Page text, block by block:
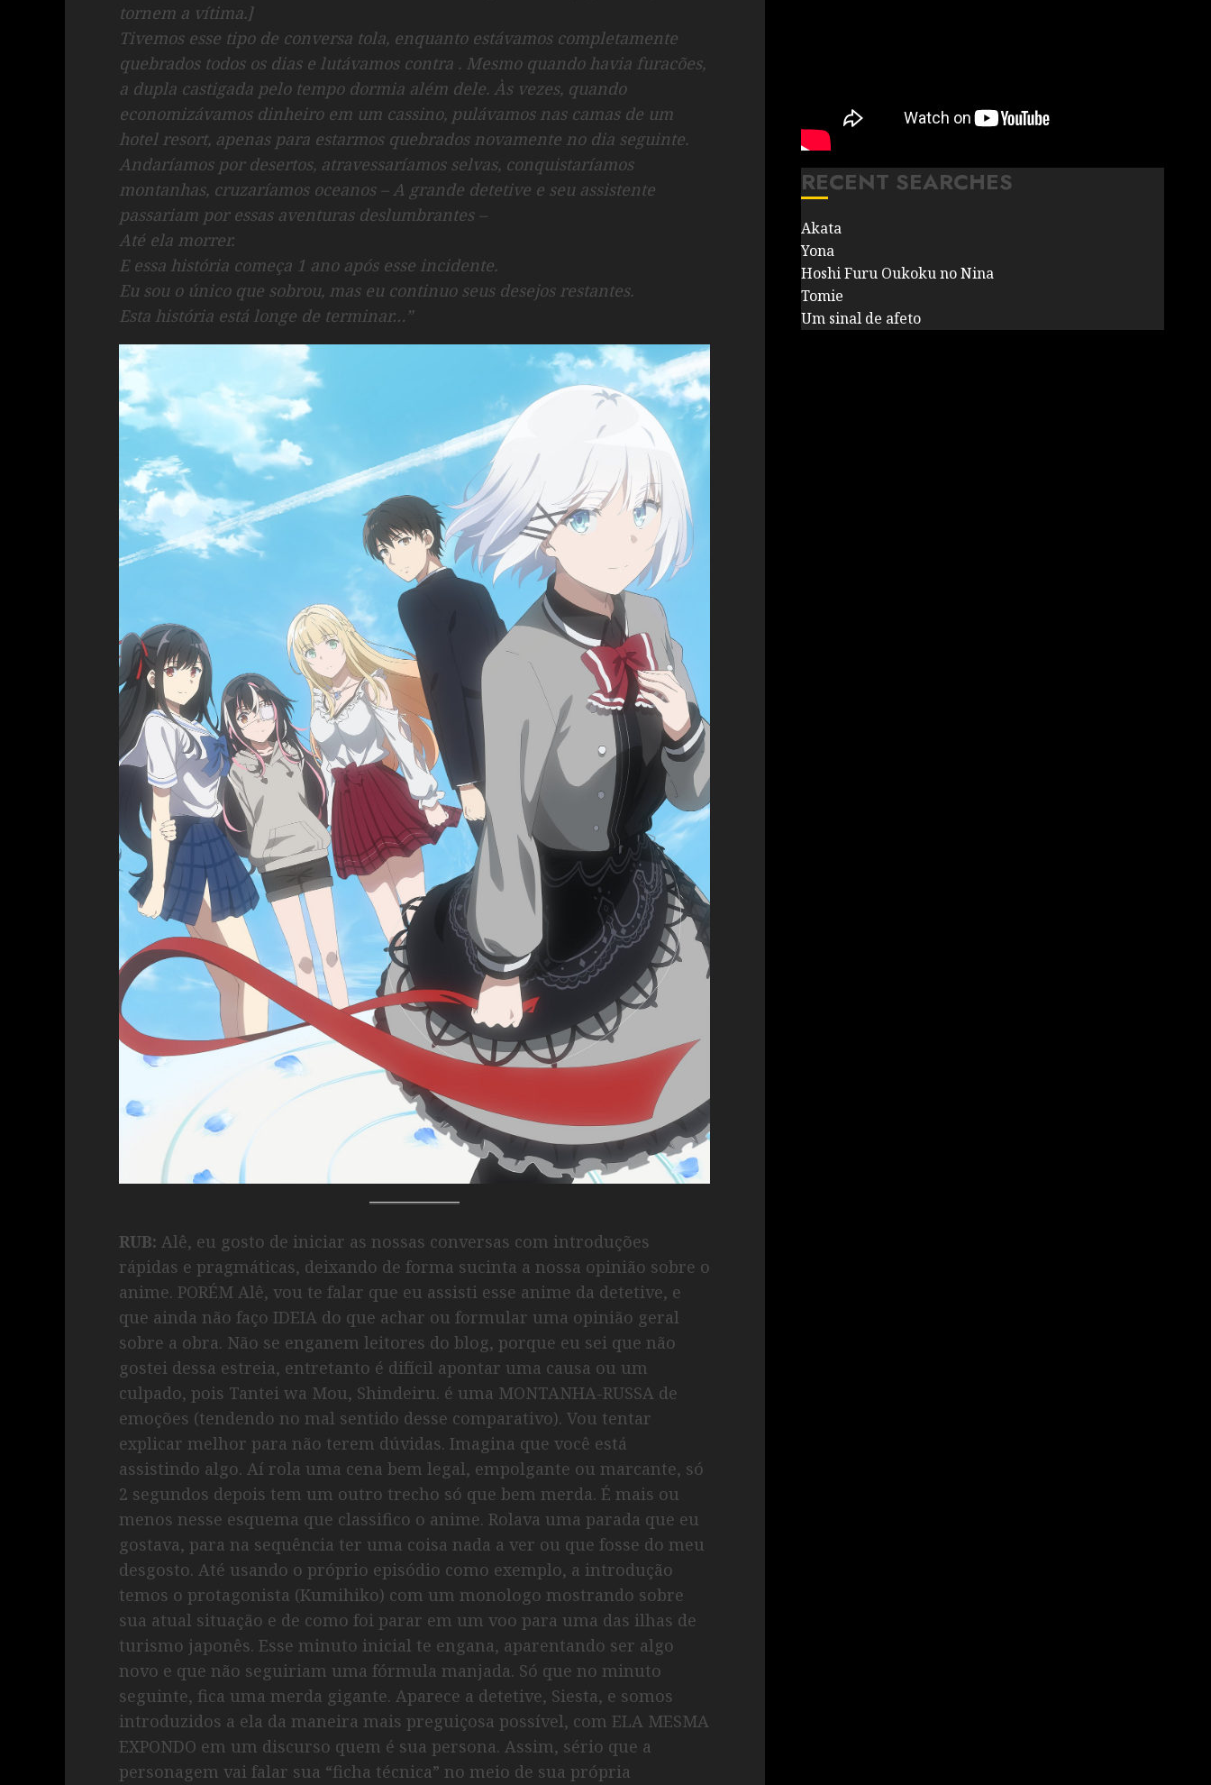
tornem a vítima.]
Tivemos esse tipo de conversa tola, enquanto estávamos completamente
quebrados todos os dias e lutávamos contra . Mesmo quando havia furacões,
a dupla castigada pelo tempo dormia além dele. Às vezes, quando
economizávamos dinheiro em um cassino, pulávamos nas camas de um
hotel resort, apenas para estarmos quebrados novamente no dia seguinte.
Andaríamos por desertos, atravessaríamos selvas, conquistaríamos
montanhas, cruzaríamos oceanos – A grande detetive e seu assistente
passariam por essas aventuras deslumbrantes –
Até ela morrer.
E essa história começa 1 ano após esse incidente.
Eu sou o único que sobrou, mas eu continuo seus desejos restantes.
Esta história está longe de terminar…”
RUB: Alê, eu gosto de iniciar as nossas conversas com introduções
rápidas e pragmáticas, deixando de forma sucinta a nossa opinião sobre o
anime. PORÉM Alê, vou te falar que eu assisti esse anime da detetive, e
que ainda não faço IDEIA do que achar ou formular uma opinião geral
sobre a obra. Não se enganem leitores do blog, porque eu sei que não
gostei dessa estreia, entretanto é difícil apontar uma causa ou um
culpado, pois Tantei wa Mou, Shindeiru. é uma MONTANHA-RUSSA de
emoções (tendendo no mal sentido desse comparativo). Vou tentar
explicar melhor para não terem dúvidas. Imagina que você está
assistindo algo. Aí rola uma cena bem legal, empolgante ou marcante, só
2 segundos depois tem um outro trecho só que bem merda. É mais ou
menos nesse esquema que classifico o anime. Rolava uma parada que eu
gostava, para na sequência ter uma coisa nada a ver ou que fosse do meu
desgosto. Até usando o próprio episódio como exemplo, a introdução
temos o protagonista (Kumihiko) com um monologo mostrando sobre
sua atual situação e de como foi parar em um voo para uma das ilhas de
turismo japonês. Esse minuto inicial te engana, aparentando ser algo
novo e que não seguiriam uma fórmula manjada. Só que no minuto
seguinte, fica uma merda gigante. Aparece a detetive, Siesta, e somos
introduzidos a ela da maneira mais preguiçosa possível, com ELA MESMA
EXPONDO em um discurso quem é sua persona. Assim, sério que a
personagem vai falar sua “ficha técnica” no meio de sua própria
RECENT SEARCHES
Akata
Yona
Hoshi Furu Oukoku no Nina
Tomie
Um sinal de afeto